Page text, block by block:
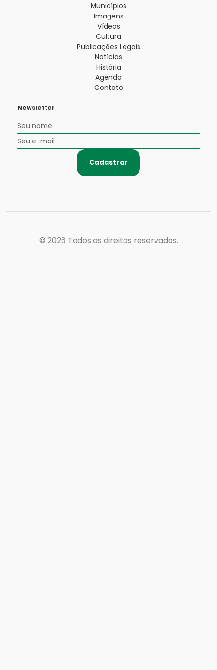
Municípios
Imagens
Vídeos
Cultura
Publicações Legais
Notícias
História
Agenda
Contato
Newsletter
Cadastrar
© 2026 Todos os direitos reservados.